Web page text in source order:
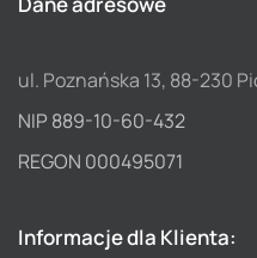
ul. Poznańska 13, 88-230
NIP 889-10-60-432
REGON 000495071
Informacje dla Klienta: